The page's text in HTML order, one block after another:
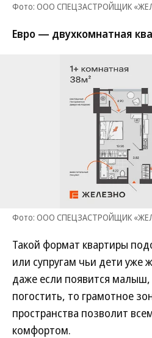
Фото: ООО СПЕЦЗАСТРОЙЩИК
Евро — двухкомнатная
Фото: ООО СПЕЦЗАСТРОЙЩИК
Такой формат квартиры
или супругам чьи дети уже
даже если появится малыш,
погостить, то грамотное
пространства позволит
комфортом.